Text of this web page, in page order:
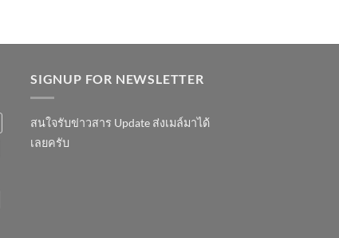
SIGNUP FOR NEWSLETTER
สนใจรับข่าวสาร Update ส่งเมล์มาได้
เลยครับ